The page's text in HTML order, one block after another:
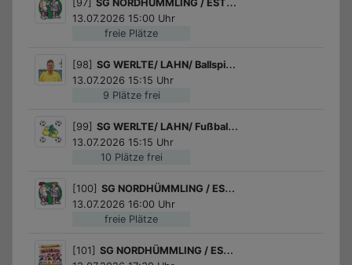
freie Plätze
[97] SG NORDHÜMMLING / ESTERWEGEN / Tennis spielen
13.07.2026 15:00 Uhr
9 Plätze frei
[98] SG WERLTE/ LAHN/ Ballspiele
13.07.2026 15:15 Uhr
10 Plätze frei
[99] SG WERLTE/ LAHN/ Fußball für Mädchen
13.07.2026 15:15 Uhr
freie Plätze
[100] SG NORDHÜMMLING / ESTERWEGEN / Tennis spielen
13.07.2026 16:00 Uhr
[101] SG NORDHÜMMLING / ESTERWEGEN / Tae-boo für Kids